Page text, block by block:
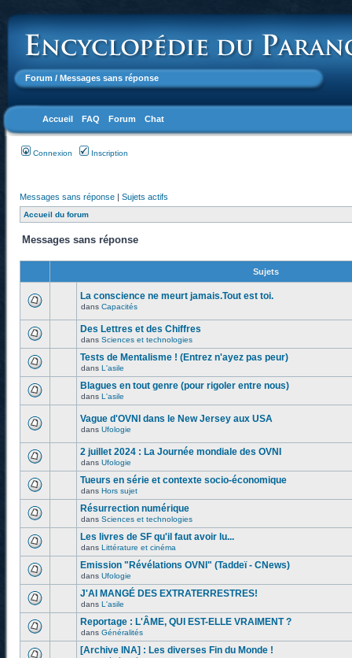
Forum / Messages sans réponse
Accueil FAQ Forum Chat
Connexion Inscription
Messages sans réponse | Sujets actifs
Accueil du forum
Messages sans réponse
Sujets
La conscience ne meurt jamais.Tout est toi.
dans Capacités
Des Lettres et des Chiffres
dans Sciences et technologies
Tests de Mentalisme ! (Entrez n'ayez pas peur)
dans L'asile
Blagues en tout genre (pour rigoler entre nous)
dans L'asile
Vague d'OVNI dans le New Jersey aux USA
dans Ufologie
2 juillet 2024 : La Journée mondiale des OVNI
dans Ufologie
Tueurs en série et contexte socio-économique
dans Hors sujet
Résurrection numérique
dans Sciences et technologies
Les livres de SF qu'il faut avoir lu...
dans Littérature et cinéma
Emission "Révélations OVNI" (Taddeï - CNews)
dans Ufologie
J'AI MANGÉ DES EXTRATERRESTRES!
dans L'asile
Reportage : L'ÂME, QUI EST-ELLE VRAIMENT ?
dans Généralités
[Archive INA] : Les diverses Fin du Monde !